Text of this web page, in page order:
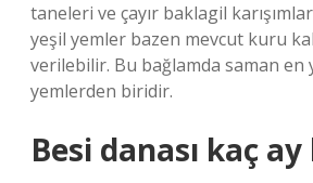
taneleri ve çayır baklagil
yeşil yemler bazen mevcut kuru
verilebilir. Bu bağlamda saman en
yemlerden biridir.
Besi danası kaç